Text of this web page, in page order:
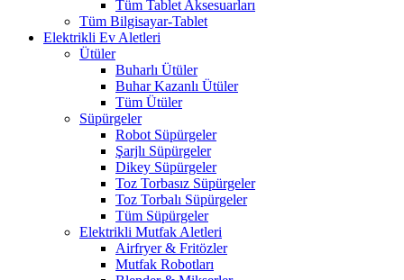
Tüm Tablet Aksesuarları
Tüm Bilgisayar-Tablet
Elektrikli Ev Aletleri
Ütüler
Buharlı Ütüler
Buhar Kazanlı Ütüler
Tüm Ütüler
Süpürgeler
Robot Süpürgeler
Şarjlı Süpürgeler
Dikey Süpürgeler
Toz Torbasız Süpürgeler
Toz Torbalı Süpürgeler
Tüm Süpürgeler
Elektrikli Mutfak Aletleri
Airfryer & Fritözler
Mutfak Robotları